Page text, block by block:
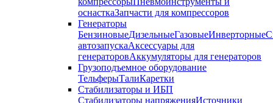
оснасткаЗапчасти для компрессоров
Генераторы
БензиновыеДизельныеГазовыеИнверторные
автозапускаАксессуары для
генераторовАккумуляторы для генераторов
Грузоподъемное оборудование
ТельферыТалиКаретки
Стабилизаторы и ИБП
Стабилизаторы напряженияИсточники